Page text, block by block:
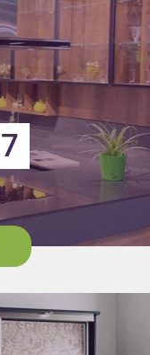
7